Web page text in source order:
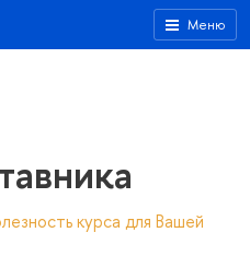
Меню
курса для Вашей